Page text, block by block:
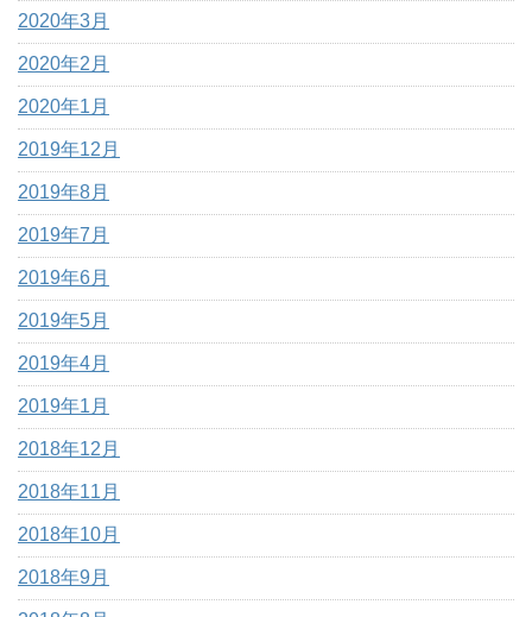
2020年3月
2020年2月
2020年1月
2019年12月
2019年8月
2019年7月
2019年6月
2019年5月
2019年4月
2019年1月
2018年12月
2018年11月
2018年10月
2018年9月